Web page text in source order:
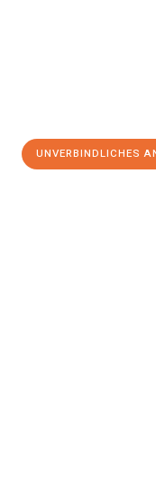
UNVERBINDLICHES